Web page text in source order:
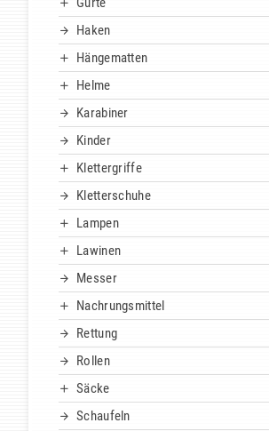
Haken
Hängematten
Helme
Karabiner
Kinder
Klettergriffe
Kletterschuhe
Lampen
Lawinen
Messer
Nachrungsmittel
Rettung
Rollen
Säcke
Schaufeln